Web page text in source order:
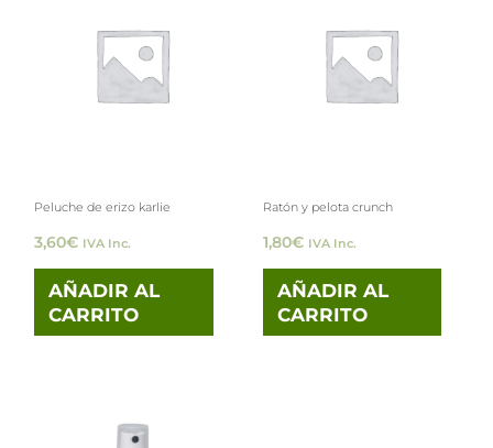
Peluche de erizo karlie
3,60€ IVA Inc.
AÑADIR AL
CARRITO
Ratón y pelota crunch
1,80€ IVA Inc.
AÑADIR AL
CARRITO